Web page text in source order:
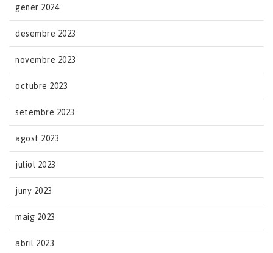
gener 2024
desembre 2023
novembre 2023
octubre 2023
setembre 2023
agost 2023
juliol 2023
juny 2023
maig 2023
abril 2023